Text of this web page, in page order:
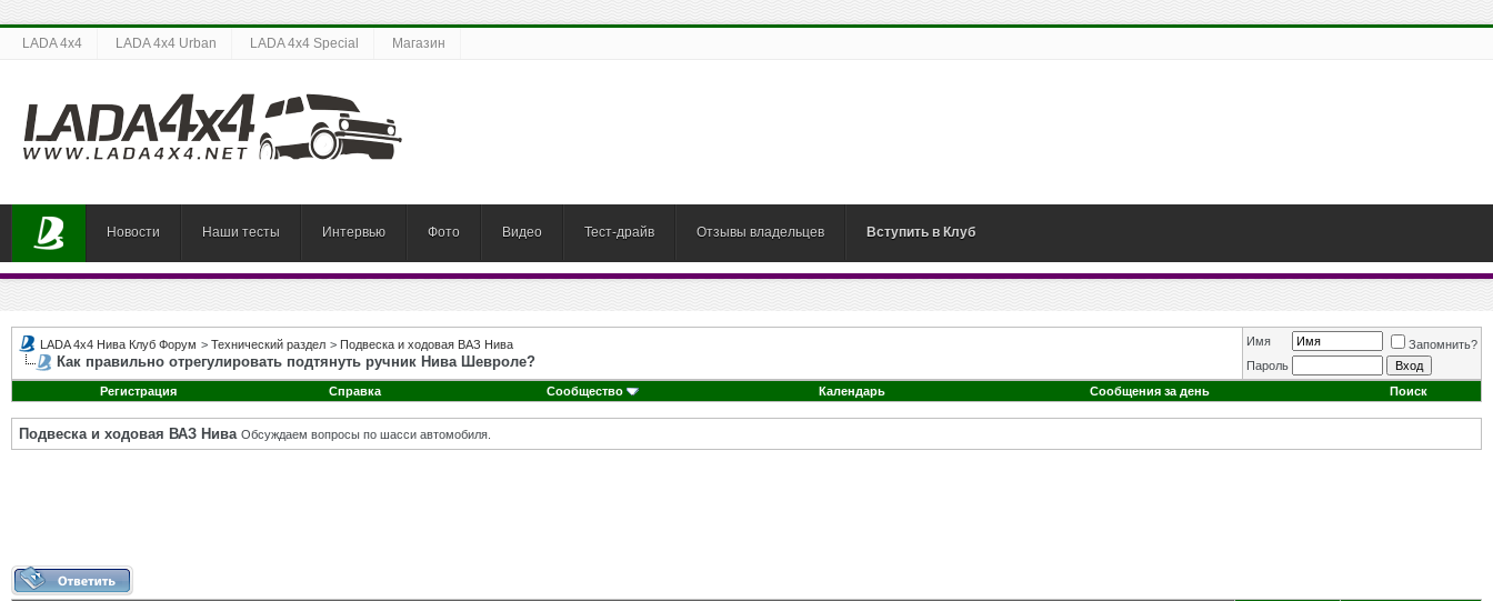
LADA 4x4 LADA 4x4 Urban LADA 4x4 Special Магазин
Новости Наши тесты Интервью Фото Видео Тест-драйв Отзывы владельцев Вступить в Клуб
LADA 4x4 Нива Клуб Форум > Технический раздел > Подвеска и ходовая ВАЗ Нива
Как правильно отрегулировать подтянуть ручник Нива Шевроле?
Имя
Запомнить?
Пароль
Регистрация
Справка Сообщество Календарь Сообщения за день Поиск
Подвеска и ходовая ВАЗ Нива Обсуждаем вопросы по шасси автомобиля.